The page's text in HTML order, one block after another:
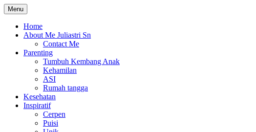
Skip
to
content
The Colorful Life By Juliastri Sn
Lifestyle Blog
Menu
Home
About Me Juliastri Sn
Contact Me
Parenting
Tumbuh Kembang Anak
Kehamilan
ASI
Rumah tangga
Kesehatan
Inspiratif
Cerpen
Puisi